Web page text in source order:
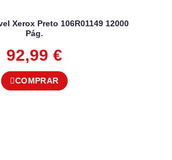
Xerox Preto 106R01149 12000
Pág.
92,99 €
COMPRAR